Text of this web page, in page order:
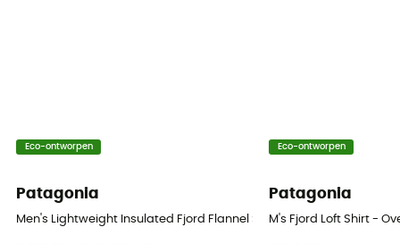
Eco-ontworpen
Patagonia
Men's Lightweight Insulated Fjord Flannel Shirt - Overhemd - Heren
Eco-ontworpen
Patagonia
M's Fjord Loft Shirt -